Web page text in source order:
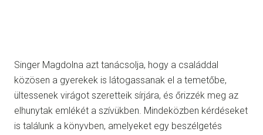
Singer Magdolna azt tanácsolja, hogy a családdal
közösen a gyerekek is látogassanak el a temetőbe,
ültessenek virágot szeretteik sírjára, és őrizzék meg az
elhunytak emlékét a szívükben. Mindeközben kérdéseket
is találunk a könyvben, amelyeket egy beszélgetés